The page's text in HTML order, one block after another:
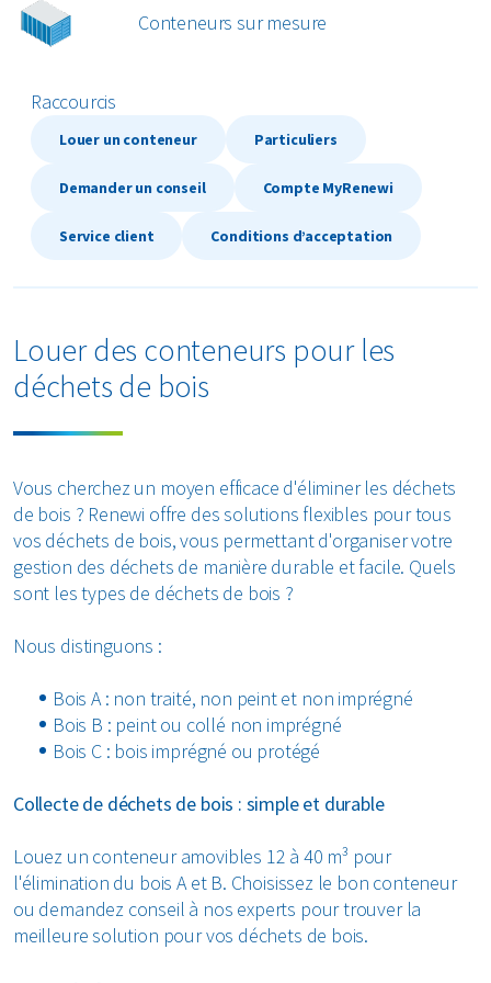
Textiles
Tous les types de déchets
Conteneurs sur mesure
Raccourcis
Louer un conteneur Particuliers
Demander un conseil Compte MyRenewi
Service client Conditions d’acceptation
Louer des conteneurs pour les
déchets de bois
Vous cherchez un moyen efficace d'éliminer les déchets
de bois ? Renewi offre des solutions flexibles pour tous
vos déchets de bois, vous permettant d'organiser votre
gestion des déchets de manière durable et facile. Quels
sont les types de déchets de bois ?
Nous distinguons :
Bois A : non traité, non peint et non imprégné
Bois B : peint ou collé non imprégné
Bois C : bois imprégné ou protégé
Collecte de déchets de bois : simple et durable
Louez un conteneur amovibles 12 à 40 m³ pour
l'élimination du bois A et B. Choisissez le bon conteneur
ou demandez conseil à nos experts pour trouver la
meilleure solution pour vos déchets de bois.